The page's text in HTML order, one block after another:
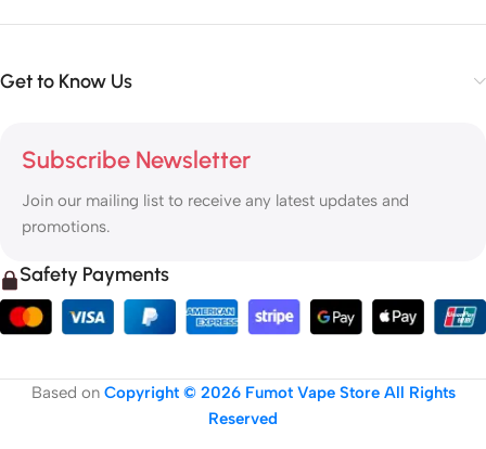
Get to Know Us
Subscribe Newsletter
Join our mailing list to receive any latest updates and
promotions.
Safety Payments
Based on Copyright © 2026 Fumot Vape Store All Rights
Reserved